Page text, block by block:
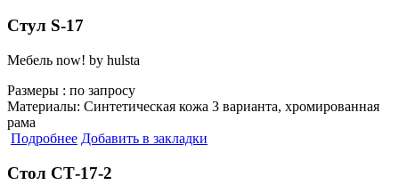
Стул S-17
Мебель now! by hulsta
Размеры : по запросу
Материалы: Синтетическая кожа 3 варианта, хромированная
рама
Подробнее Добавить в закладки
Стол СТ-17-2